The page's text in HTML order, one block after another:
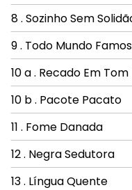
8 . Sozinho Sem
9 . Todo Mundo
10 a . Recado Em
10 b . Pacote Pacato
11 . Fome Danada
12 . Negra Sedutora
13 . Língua Quente